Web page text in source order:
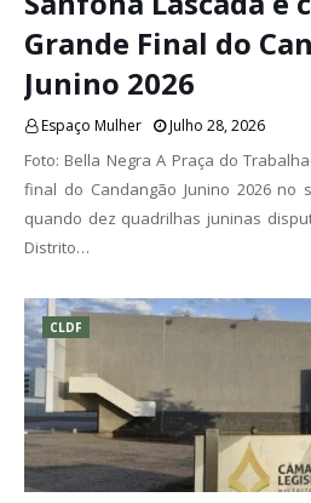
Grande Final do
Junino 2026
Espaço Mulher Julho 28, 2026
Foto: Bella Negra A Praça do
final do Candangão Junino 2026 no
quando dez quadrilhas juninas
Distrito…
CLDF